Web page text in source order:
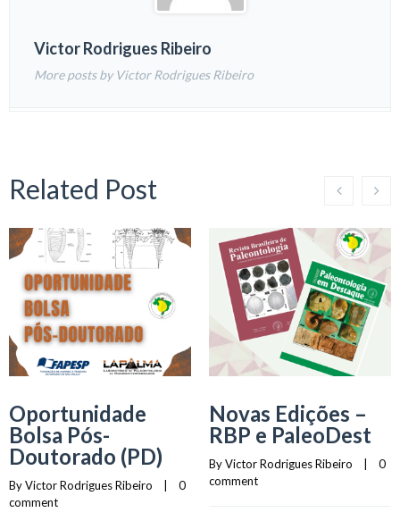
Victor Rodrigues Ribeiro
More posts by Victor Rodrigues Ribeiro
Related Post
Oportunidade
Bolsa Pós-
Doutorado (PD)
By Victor Rodrigues Ribeiro
0
comment
Novas Edições –
RBP e PaleoDest
By Victor Rodrigues Ribeiro
0
comment